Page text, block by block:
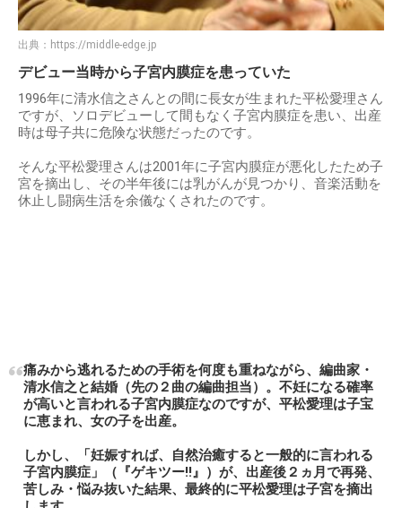
出典： https://middle-edge.jp
デビュー当時から子宮内膜症を患っていた
1996年に清水信之さんとの間に長女が生まれた平松愛理さん
ですが、ソロデビューして間もなく子宮内膜症を患い、出産
時は母子共に危険な状態だったのです。
そんな平松愛理さんは2001年に子宮内膜症が悪化したため子
宮を摘出し、その半年後には乳がんが見つかり、音楽活動を
休止し闘病生活を余儀なくされたのです。
痛みから逃れるための手術を何度も重ねながら、編曲家・
清水信之と結婚（先の２曲の編曲担当）。不妊になる確率
が高いと言われる子宮内膜症なのですが、平松愛理は子宝
に恵まれ、女の子を出産。
しかし、「妊娠すれば、自然治癒すると一般的に言われる
子宮内膜症」（『ゲキツー!!』）が、出産後２ヵ月で再発、
苦しみ・悩み抜いた結果、最終的に平松愛理は子宮を摘出